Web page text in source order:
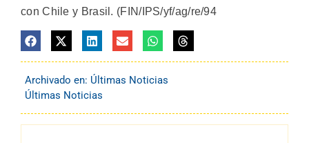
con Chile y Brasil. (FIN/IPS/yf/ag/re/94
Archivado en: Últimas Noticias
Últimas Noticias